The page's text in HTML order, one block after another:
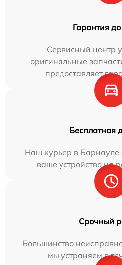
Гарантия
Сервисный центр
оригинальные
предоставляет
Бесплатная
Наш курьер в Барнауле
ваше устройство на
Срочный
Большинство
мы устраняем в